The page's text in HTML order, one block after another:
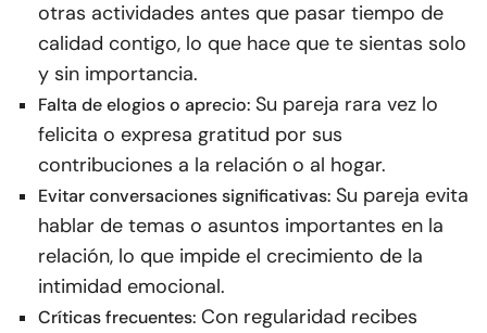
otras actividades antes que pasar tiempo de
calidad contigo, lo que hace que te sientas solo
y sin importancia.
Falta de elogios o aprecio: Su pareja rara vez lo
felicita o expresa gratitud por sus
contribuciones a la relación o al hogar.
Evitar conversaciones significativas: Su pareja evita
hablar de temas o asuntos importantes en la
relación, lo que impide el crecimiento de la
intimidad emocional.
Críticas frecuentes: Con regularidad recibes